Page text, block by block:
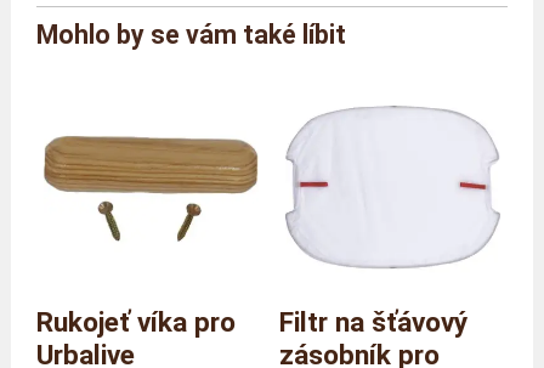
Značka
Urbalive
(celkové)
Délka 21 x Hloubka 4 x Výška
4 cm
Hmotnost
580 gramy
Mohlo by se vám také líbit
Rukojeť víka pro
Urbalive
Filtr na šťávový
zásobník pro